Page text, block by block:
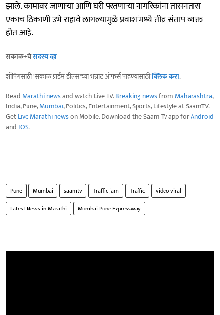
झाले. कामावर जाणाऱ्या आणि घरी परतणाऱ्या नागरिकांना तासनतास
एकाच ठिकाणी उभे राहावे लागल्यामुळे प्रवाशांमध्ये तीव्र संताप व्यक्त
होत आहे.
सकाळ+चेसदस्य व्हा
शॉपिंगसाठी 'सकाळ प्राईम डील्स'च्या भन्नाट ऑफर्स पाहण्यासाठीक्लिक करा.
Read Marathi newsand watch Live TV.Breaking newsfrom Maharashtra,
India, Pune,Mumbai, Politics, Entertainment, Sports, Lifestyle at SaamTV.
GetLive Marathi newson Mobile. Download the Saam Tv app forAndroid
and IOS.
Pune Mumbai saamtv Traffic jam Traffic
video viral
Latest News in Marathi
Mumbai Pune Expressway